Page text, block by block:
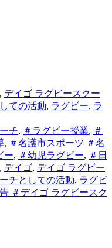
, デイゴ ラグビースクー
ての活動, ラグビー, ラ
チ, ＃ラグビー授業, ＃
, ＃名護市スポーツ ＃名
ー, ＃幼児ラグビー, ＃日
, デイゴ, デイゴ ラグビー
チとしての活動, ラグビ
＃デイゴ ラグビースク